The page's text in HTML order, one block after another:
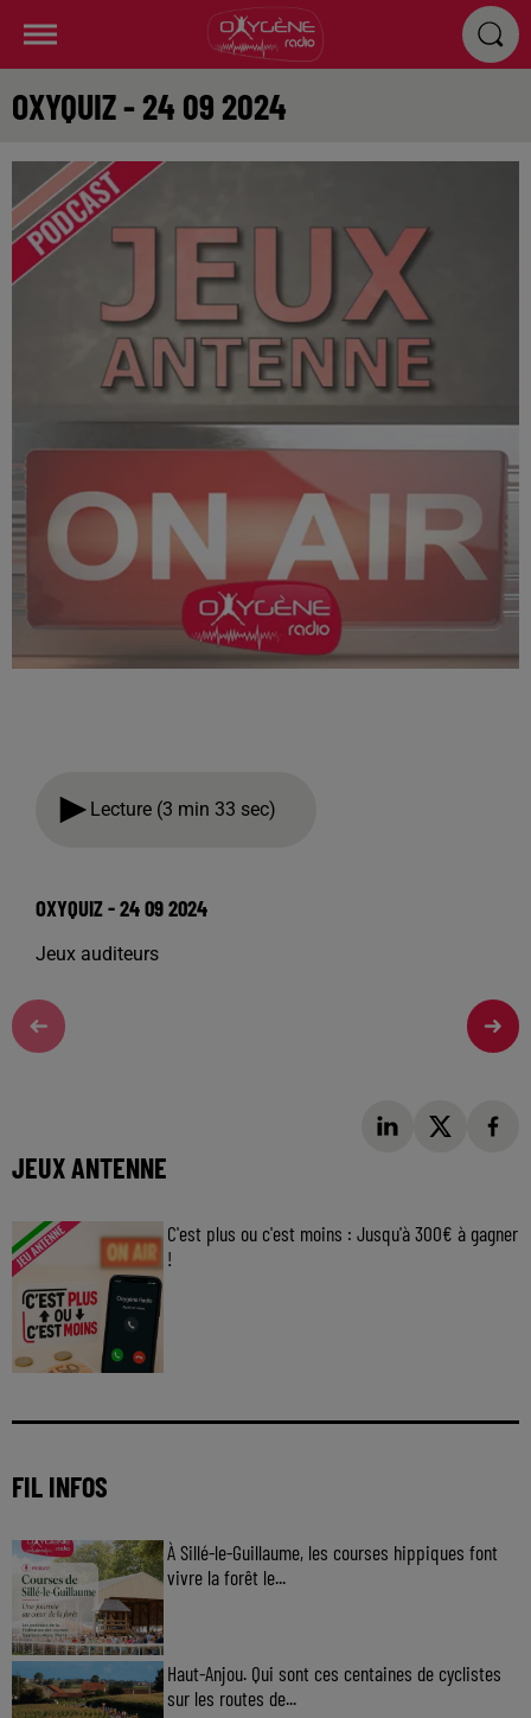
OXYQUIZ - 24 09 2024
Lecture (3 min 33 sec)
OXYQUIZ - 24 09 2024
Jeux auditeurs
JEUX ANTENNE
C'est plus ou c'est moins : Jusqu'à 300€ à gagner
!
FIL INFOS
À Sillé-le-Guillaume, les courses hippiques font
vivre la forêt le...
Haut-Anjou. Qui sont ces centaines de cyclistes
sur les routes de...